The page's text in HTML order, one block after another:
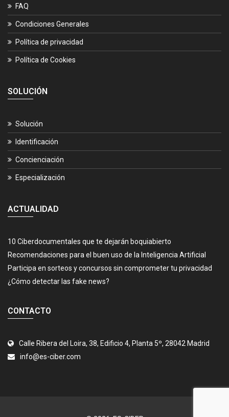
FAQ
Condiciones Generales
Política de privacidad
Política de Cookies
SOLUCIÓN
Solución
Identificación
Concienciación
Especialización
ACTUALIDAD
10 Ciberdocumentales que te dejarán boquiabierto
Recomendaciones para el buen uso de la Inteligencia Artificial
Participa en sorteos y concursos sin comprometer tu privacidad
¿Cómo detectar las fake news?
CONTACTO
Calle Ribera del Loira, 38, Edificio 4, Planta 5º, 28042 Madrid
info@es-ciber.com